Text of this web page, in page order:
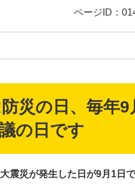
ページID：
災の日、毎年
の日です
震災が発生した日が9月1日